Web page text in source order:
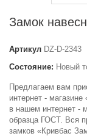
Замок
Артикул DZ-D-2343
Состояние: Новый
Предлагаем вам
интернет -
в нашем интернет -
образца ГОСТ. Вся
замков «Кривбас